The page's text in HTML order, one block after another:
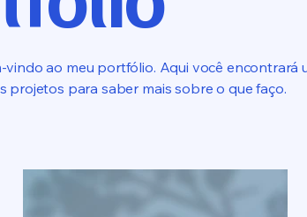
vindo ao meu portfólio. Aqui você encontrará
projetos para saber mais sobre o que faço.